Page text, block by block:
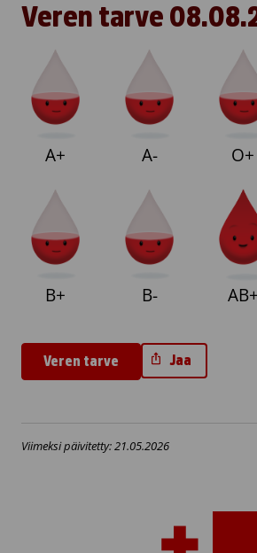
Veren tarve
A+ A- O+
B+ B- AB+
Veren tarve Jaa
Viimeksi päivitetty: 21.05.2026